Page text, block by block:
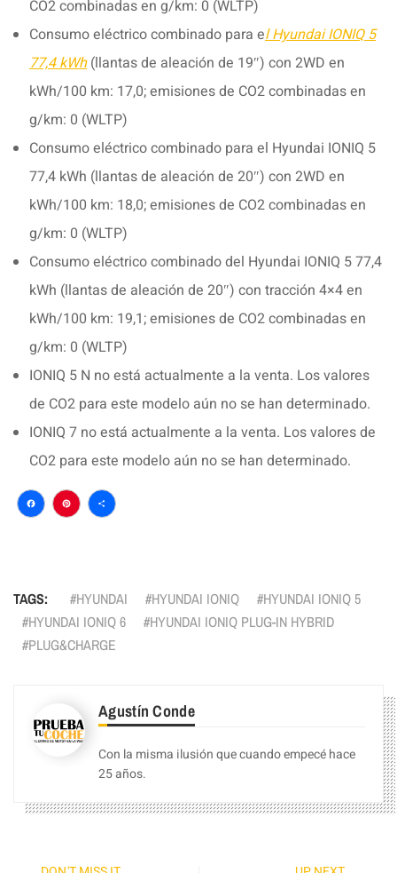
CO2 combinadas en g/km: 0 (WLTP)
Consumo eléctrico combinado para el Hyundai IONIQ 5
77,4 kWh(llantas de aleación de 19″) con 2WD en
kWh/100 km: 17,0; emisiones de CO2 combinadas en
g/km: 0 (WLTP)
Consumo eléctrico combinado para el Hyundai IONIQ 5
77,4 kWh (llantas de aleación de 20″) con 2WD en
kWh/100 km: 18,0; emisiones de CO2 combinadas en
g/km: 0 (WLTP)
Consumo eléctrico combinado del Hyundai IONIQ 5 77,4
kWh (llantas de aleación de 20″) con tracción 4×4 en
kWh/100 km: 19,1; emisiones de CO2 combinadas en
g/km: 0 (WLTP)
IONIQ 5 N no está actualmente a la venta. Los valores
de CO2 para este modelo aún no se han determinado.
IONIQ 7 no está actualmente a la venta. Los valores de
CO2 para este modelo aún no se han determinado.
Facebook
Pinterest
Compartir
TAGS: HYUNDAI HYUNDAI IONIQ
HYUNDAI IONIQ 5
HYUNDAI IONIQ 6
HYUNDAI IONIQ PLUG-IN HYBRID
PLUG&CHARGE
Agustín Conde
Con la misma ilusión que cuando empecé hace
25 años.